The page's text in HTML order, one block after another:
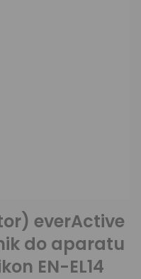
everActive
do aparatu
EN-EL14